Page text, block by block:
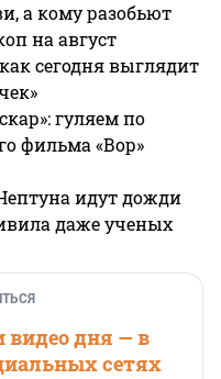
а кому разобьют
на август
сегодня выглядит
гуляем по
фильма «Вор»
идут дожди
даже ученых
видео дня — в
сетях